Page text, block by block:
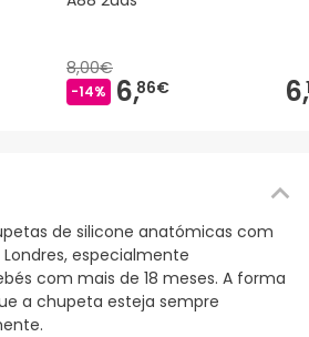
8,00€
-14% 6,86€ 6,
de silicone anatómicas com
especialmente
com mais de 18 meses. A forma
a chupeta esteja sempre